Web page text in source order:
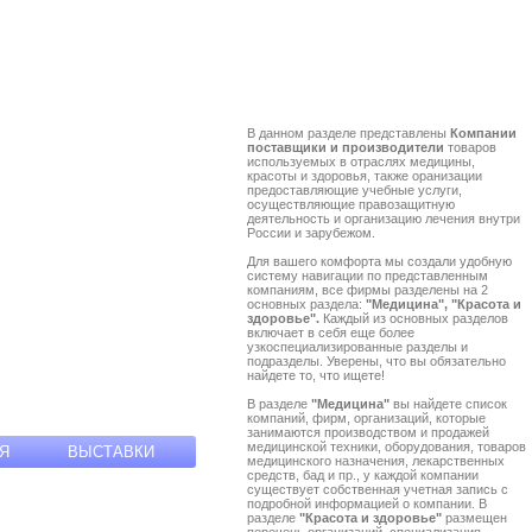
В данном разделе представлены Компании
поставщики и производители товаров
используемых в отраслях медицины,
красоты и здоровья, также оранизации
предоставляющие учебные услуги,
осуществляющие правозащитную
деятельность и организацию лечения внутри
России и зарубежом.
Для вашего комфорта мы создали удобную
систему навигации по представленным
компаниям, все фирмы разделены на 2
основных раздела: "Медицина", "Красота и
здоровье". Каждый из основных разделов
включает в себя еще более
узкоспециализированные разделы и
подразделы. Уверены, что вы обязательно
найдете то, что ищете!
В разделе "Медицина" вы найдете список
компаний, фирм, организаций, которые
занимаются производством и продажей
медицинской техники, оборудования, товаров
медицинского назначения, лекарственных
средств, бад и пр., у каждой компании
существует собственная учетная запись с
подробной информацией о компании. В
разделе "Красота и здоровье" размещен
ВЫСТАВКИ